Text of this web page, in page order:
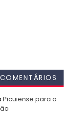
COMENTÁRIOS
Picuiense para o